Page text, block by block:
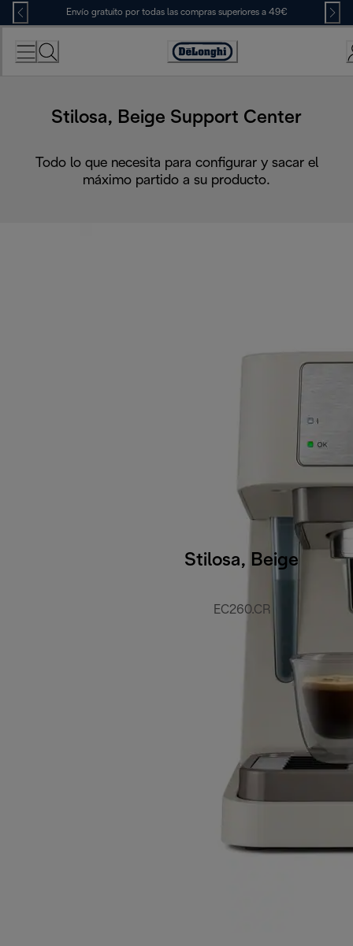
Skip
to
Content
Envío gratuito por todas las compras superiores a 49€
Accessibility
Stilosa, Beige Support Center
Todo lo que necesita para configurar y sacar el
máximo partido a su producto.
Stilosa, Beige
EC260.CR